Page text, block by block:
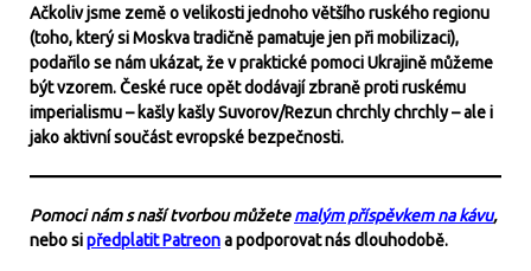
Ačkoliv jsme země o velikosti jednoho většího ruského regionu
(toho, který si Moskva tradičně pamatuje jen při mobilizaci),
podařilo se nám ukázat, že v praktické pomoci Ukrajině můžeme
být vzorem. České ruce opět dodávají zbraně proti ruskému
imperialismu – kašly kašly Suvorov/Rezun chrchly chrchly – ale i
jako aktivní součást evropské bezpečnosti.
Pomoci nám s naší tvorbou můžetemalým příspěvkem na kávu,
nebo sipředplatit Patreona podporovat nás dlouhodobě.